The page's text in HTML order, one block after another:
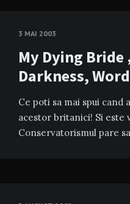
3 MAI 2003
My Dying Bride
Darkness,
Ce poti sa mai spui cand
acestor britanici! Si este
Conservatorismul pare